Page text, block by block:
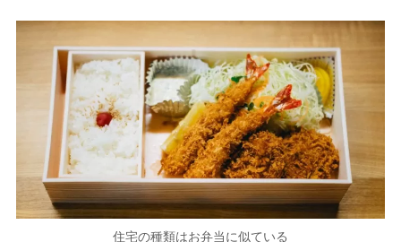
住宅の種類はお弁当に似ている